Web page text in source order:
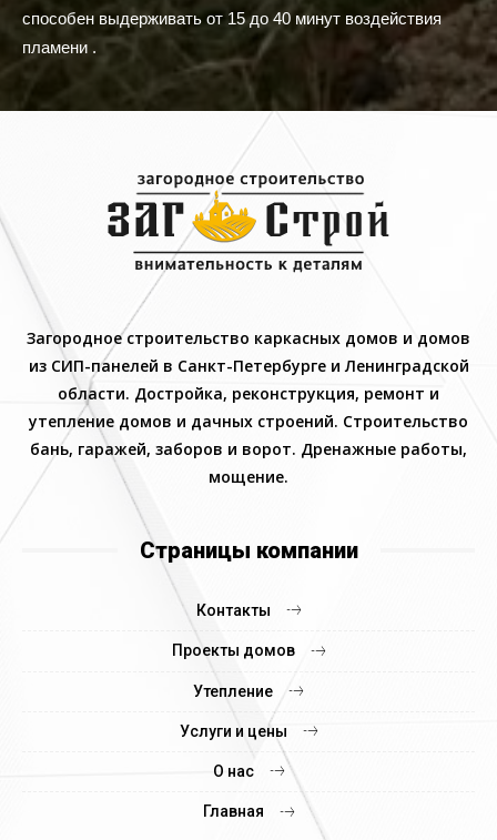
способен выдерживать от 15 до 40 минут воздействия
пламени .
Загородное строительство каркасных домов и домов
из СИП-панелей в Санкт-Петербурге и Ленинградской
области. Достройка, реконструкция, ремонт и
утепление домов и дачных строений. Строительство
бань, гаражей, заборов и ворот. Дренажные работы,
мощение.
Страницы компании
Контакты
Проекты домов
Утепление
Услуги и цены
О нас
Главная